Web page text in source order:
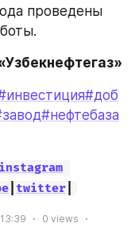
проведены
#доб
#нефтебаза
instagram
twitter
0 views